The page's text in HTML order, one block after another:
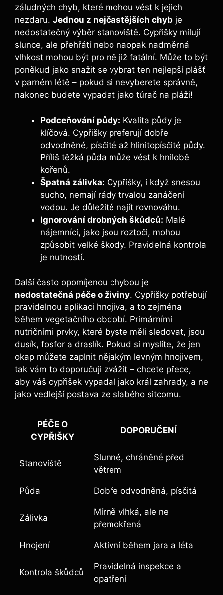
záludných chyb, které mohou vést k jejich
nezdaru. Jednou z nejčastějších chyb je
nedostatečný výběr stanoviště. Cypřišky milují
slunce, ale přehřátí nebo naopak nadměrná
vlhkost mohou být pro ně již fatální. Může to být
poněkud jako snažit se vybrat ten nejlepší plášť
v parném létě – pokud si nevyberete správně,
nakonec budete vypadat jako túrač na pláži!
Podceňování půdy: Kvalita půdy je
klíčová. Cypřišky preferují dobře
odvodněné, písčité až hlinitopísčité půdy.
Příliš těžká půda může vést k hnilobě
kořenů.
Špatná zálivka: Cypřišky, i když snesou
sucho, nemají rády trvalou zanáčení
vodou. Je důležité najít rovnováhu.
Ignorování drobných škůdců: Malé
nájemníci, jako jsou roztoči, mohou
způsobit velké škody. Pravidelná kontrola
je nutností.
Další často opomíjenou chybou je
nedostatečná péče o živiny. Cypřišky potřebují
pravidelnou aplikaci hnojiva, a to zejména
během vegetačního období. Primárními
nutričními prvky, které byste měli sledovat, jsou
dusík, fosfor a draslík. Pokud si myslíte, že jen
okap můžete zaplnit nějakým levným hnojivem,
tak vám to doporučuji zvážit – chcete přece,
aby váš cypřišek vypadal jako král zahrady, a ne
jako vedlejší postava ze slabého sitcomu.
PÉČE O
CYPŘIŠKY
DOPORUČENÍ
Stanoviště
Slunné, chráněné před
větrem
Půda Dobře odvodněná, písčitá
Zálivka
Mírně vlhká, ale ne
přemokřená
Hnojení Aktivní během jara a léta
Kontrola škůdců
Pravidelná inspekce a
opatření